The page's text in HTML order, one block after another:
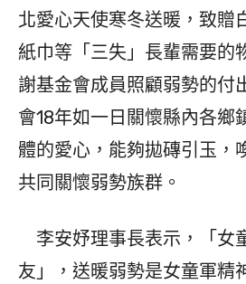
北愛心天使寒冬送暖，致贈
紙巾等「三失」長輩需要的
謝基金會成員照顧弱勢的付
會18年如一日關懷縣內各鄉
體的愛心，能夠拋磚引玉，
共同關懷弱勢族群。
李安妤理事長表示，「女
友」，送暖弱勢是女童軍精